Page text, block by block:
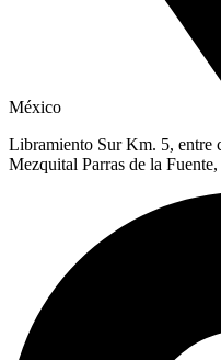
México
Libramiento Sur Km. 5, entre
Mezquital Parras de la